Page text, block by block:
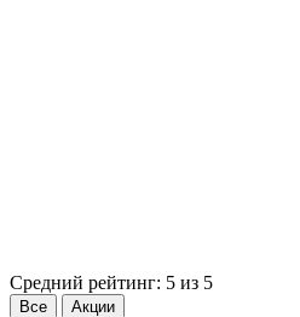
Средний рейтинг: 5 из 5
Все Акции